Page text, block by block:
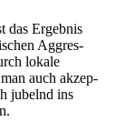
das Ergeb­nis
Aggres­
lokale
auch akzep­
jubelnd ins